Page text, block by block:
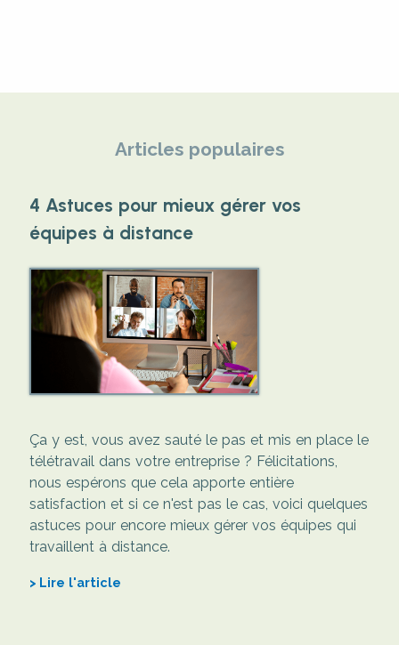
Articles populaires
4 Astuces pour mieux gérer vos
équipes à distance
Ça y est, vous avez sauté le pas et mis en place le
télétravail dans votre entreprise ? Félicitations,
nous espérons que cela apporte entière
satisfaction et si ce n'est pas le cas, voici quelques
astuces pour encore mieux gérer vos équipes qui
travaillent à distance.
Lire l'article